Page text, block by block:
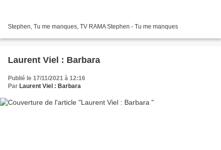
Stephen, Tu me manques, TV RAMA Stephen - Tu me manques
Laurent Viel : Barbara
Publié le 17/11/2021 à 12:16
Par Laurent Viel : Barbara